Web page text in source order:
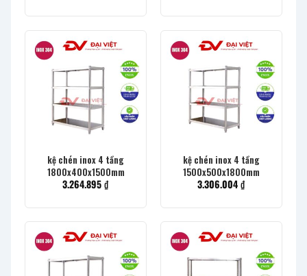
kệ chén inox 4 tầng
1800x400x1500mm
3.264.895₫
kệ chén inox 4 tầng
1500x500x1800mm
3.306.004₫